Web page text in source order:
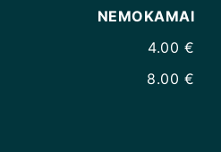
NEMOKAMAI
4.00 €
8.00 €